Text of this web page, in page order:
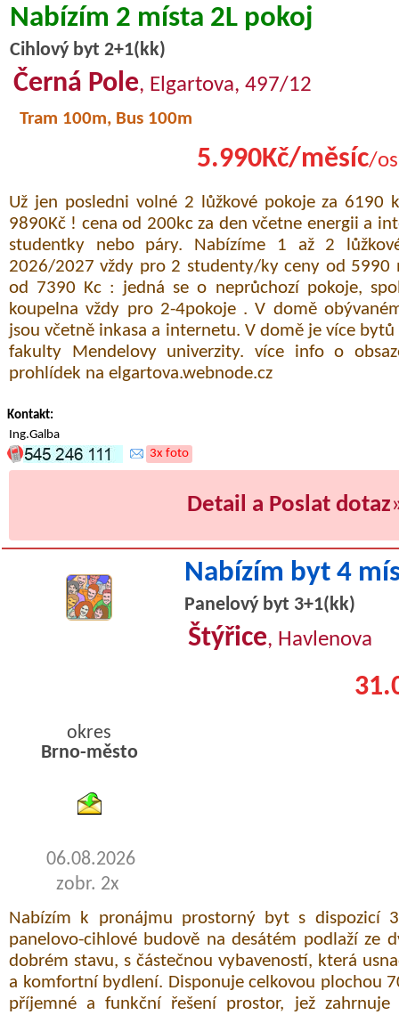
Nabízím 2 místa 2L pokoj
Cihlový byt 2+1(kk)
Černá Pole, Elgartova, 497/12
Tram 100m, Bus 100m
5.990Kč/měsíc/
Už jen posledni volné 2 lůžkové pokoje za 6190
9890Kč ! cena od 200kc za den včetne energii a
studentky nebo páry. Nabízíme 1 až 2
2026/2027 vždy pro 2 studenty/ky ceny od 5990
od 7390 Kc : jedná se o neprůchozí pokoje,
koupelna vždy pro 2-4pokoje . V domě
jsou včetně inkasa a internetu. V domě je více bytů
fakulty Mendelovy univerzity. více info o
prohlídek na elgartova.webnode.cz
Kontakt:
Ing.Galba
3x foto
Detail a Poslat dotaz
Nabízím byt 4
Panelový byt 3+1(kk)
Štýřice, Havlenova
okres
Brno-město
06.08.2026
zobr. 2x
Nabízím k pronájmu prostorný byt s dispozicí
panelovo-cihlové budově na desátém podlaží ze
dobrém stavu, s částečnou vybaveností, která
a komfortní bydlení. Disponuje celkovou plochou
příjemné a funkční řešení prostor, jež zahrnuje